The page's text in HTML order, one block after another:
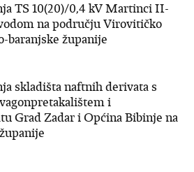
TS 10(20)/0,4 kV Martinci II-
na području Virovitičko
baranjske županije
skladišta naftnih derivata s
i
Grad Zadar i Općina Bibinje na